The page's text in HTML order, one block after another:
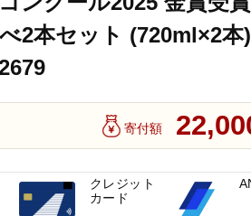
2本セット (720ml×2本
寄付額
クレジット
カード